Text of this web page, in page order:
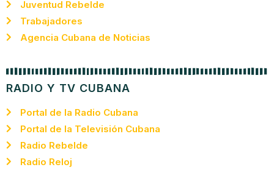
Juventud Rebelde
Trabajadores
Agencia Cubana de Noticias
RADIO Y TV CUBANA
Portal de la Radio Cubana
Portal de la Televisión Cubana
Radio Rebelde
Radio Reloj